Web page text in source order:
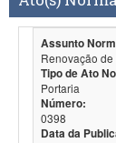
Assunto
Renovação
Tipo de Ato
Portaria
Número:
0398
Data da